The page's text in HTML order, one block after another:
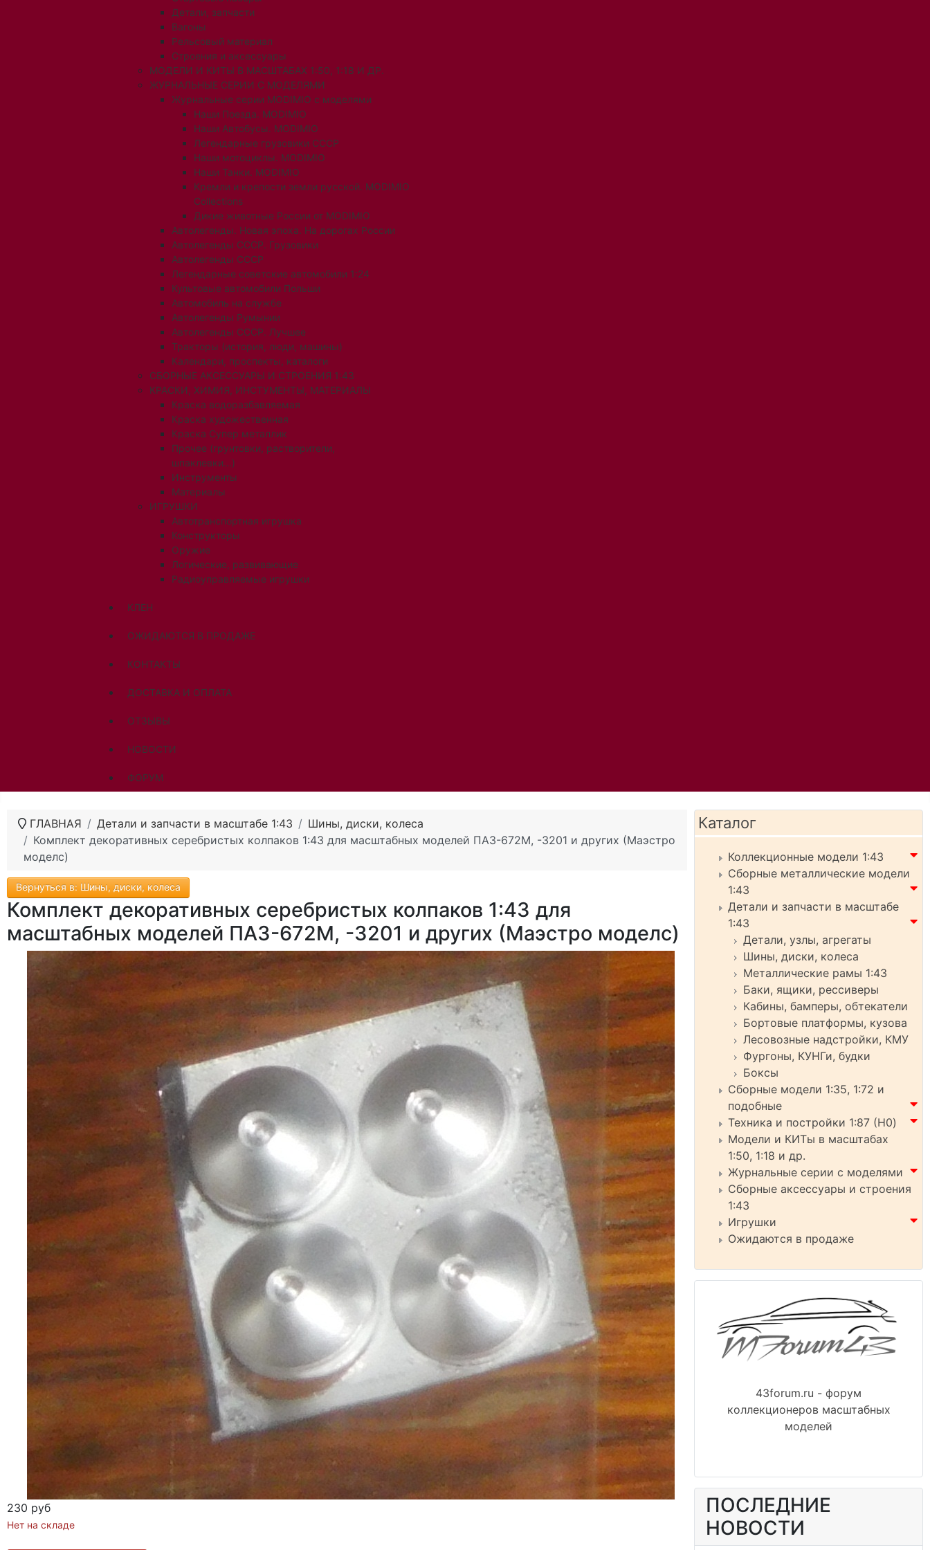
Детали, запчасти
Вагоны
Рельсовый материал
Строения и аксессуары
МОДЕЛИ И КИТЫ В МАСШТАБАХ 1:50, 1:18 И ДР.
ЖУРНАЛЬНЫЕ СЕРИИ С МОДЕЛЯМИ
Журнальные серии MODIMIO с моделями
Наши Поезда. MODIMIO
Наши Автобусы. MODIMIO
Легендарные грузовики СССР
Наши мотоциклы. MODIMIO
Наши Танки. MODIMIO
Кремли и крепости земли русской. MODIMIO
Collections
Дикие животные России от MODIMIO
Автолегенды. Новая эпоха. На дорогах России
Автолегенды СССР. Грузовики
Автолегенды СССР
Легендарные советские автомобили 1:24
Культовые автомобили Польши
Автомобиль на службе
Автолегенды Румынии
Автолегенды СССР. Лучшее
Тракторы (история, люди, машины)
Календари, проспекты, каталоги
СБОРНЫЕ АКСЕССУАРЫ И СТРОЕНИЯ 1:43
КРАСКИ, ХИМИЯ, ИНСТУМЕНТЫ, МАТЕРИАЛЫ
Краска водоразбавляемая
Краска художественная
Краска Супер металлик
Прочее (грунтовки, растворители,
шпаклевки...)
Инструменты
Материалы
ИГРУШКИ
Автотранспортная игрушка
Конструкторы
Оружие
Логические, развивающие
Радиоуправляемые игрушки
КЛЕН
ОЖИДАЮТСЯ В ПРОДАЖЕ
КОНТАКТЫ
ДОСТАВКА И ОПЛАТА
ОТЗЫВЫ
НОВОСТИ
ФОРУМ
ГЛАВНАЯ Детали и запчасти в масштабе 1:43
Шины, диски, колеса
Комплект декоративных серебристых колпаков 1:43 для масштабных моделей ПАЗ-672М, -3201 и других (Маэстро
моделс)
Вернуться в: Шины, диски, колеса
Комплект декоративных серебристых колпаков 1:43 для
масштабных моделей ПАЗ-672М, -3201 и других (Маэстро моделс)
230 руб
Нет на складе
Каталог
Коллекционные модели 1:43
Сборные металлические модели
1:43
Детали и запчасти в масштабе
1:43
Детали, узлы, агрегаты
Шины, диски, колеса
Металлические рамы 1:43
Баки, ящики, рессиверы
Кабины, бамперы, обтекатели
Бортовые платформы, кузова
Лесовозные надстройки, КМУ
Фургоны, КУНГи, будки
Боксы
Сборные модели 1:35, 1:72 и
подобные
Техника и постройки 1:87 (H0)
Модели и КИТы в масштабах
1:50, 1:18 и др.
Журнальные серии с моделями
Сборные аксессуары и строения
1:43
Игрушки
Ожидаются в продаже
43forum.ru - форум
коллекционеров масштабных
моделей
ПОСЛЕДНИЕ
НОВОСТИ